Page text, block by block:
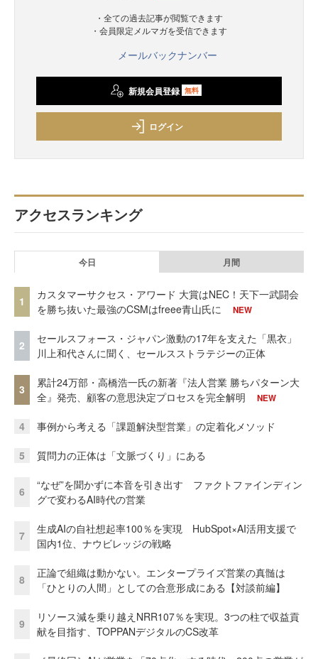
・全ての過去記事が閲覧できます
・会員限定メルマガを受信できます
メールバックナンバー
新規会員登録 無料
ログイン
アクセスランキング
今日 月間
1
カスタマーサクセス・アワード 大賞はNEC！天下一武闘会
を勝ち抜いた最強のCSMはfreee青山氏に
NEW
2
セールスフォース・ジャパン激動の17年を支えた「黒衣」
川上和代さんに聞く、セールスストラテジーの正体
3
累計24万部・高橋浩一氏の新著『法人営業 勝ちパターン大
全』発売、顧客の意思決定プロセスを完全解明
NEW
4 事例から考える「課題解決型営業」の定着化メソッド
5 質問力の正体は「文脈づくり」にある
6
“なぜ”を聞かずに本音を引き出す ファクトファインディン
グで変わるAI時代の営業
7
生成AIの自社想起率100％を実現 HubSpot×AI活用支援で
国内1位、ナウビレッジの戦略
8
正論で組織は動かない。エンタープライズ営業の真髄は
「ひとりの人間」としての合意形成にある【対談前編】
9
リソース減を乗り越えNRR107％を実現。3つの柱で収益貢
献を目指す、TOPPANデジタルのCS改革